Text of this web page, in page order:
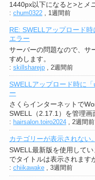
1440px以下になると>とメ
: chum0322, 1週間前
RE: SWELLアップロード
エラー
サーバーの問題なので、サ
すめします。
: skillsharejp, 2週間前
SWELLアップロード時に
ー
さくらインターネットで
SWELL（2.17.1）を管理画
: hairsalon.toiro2024, 2週間前
カテゴリーが表示されない
SWELL最新版を使用して
でタイトルは表示されます
: chiikawake, 3週間前